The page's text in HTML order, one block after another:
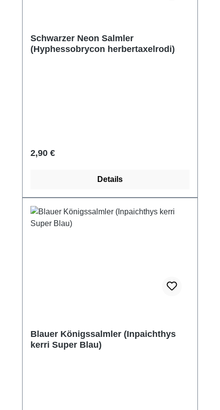
Schwarzer Neon Salmler
(Hyphessobrycon herbertaxelrodi)
Regulärer Preis:
2,90 €
Details
Blauer Königssalmler (Inpaichthys
kerri Super Blau)